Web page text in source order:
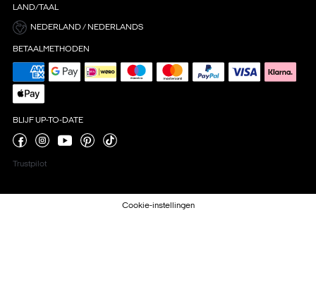
LAND/TAAL
NEDERLAND / NEDERLANDS
BETAALMETHODEN
BLIJF UP-TO-DATE
Trustpilot
Cookie-instellingen